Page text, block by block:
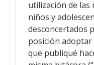
utilización de las
niños y
desconcertados
posición adoptar
que publiqué